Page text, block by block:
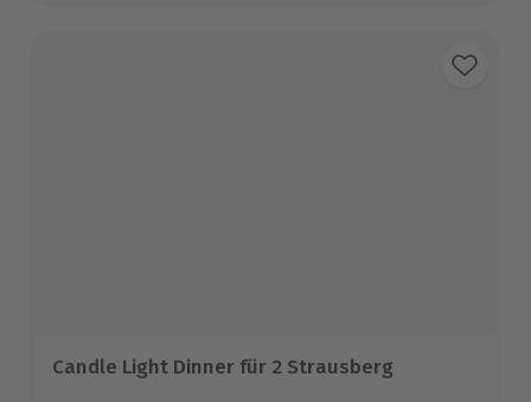
Candle Light Dinner für 2 Strausberg